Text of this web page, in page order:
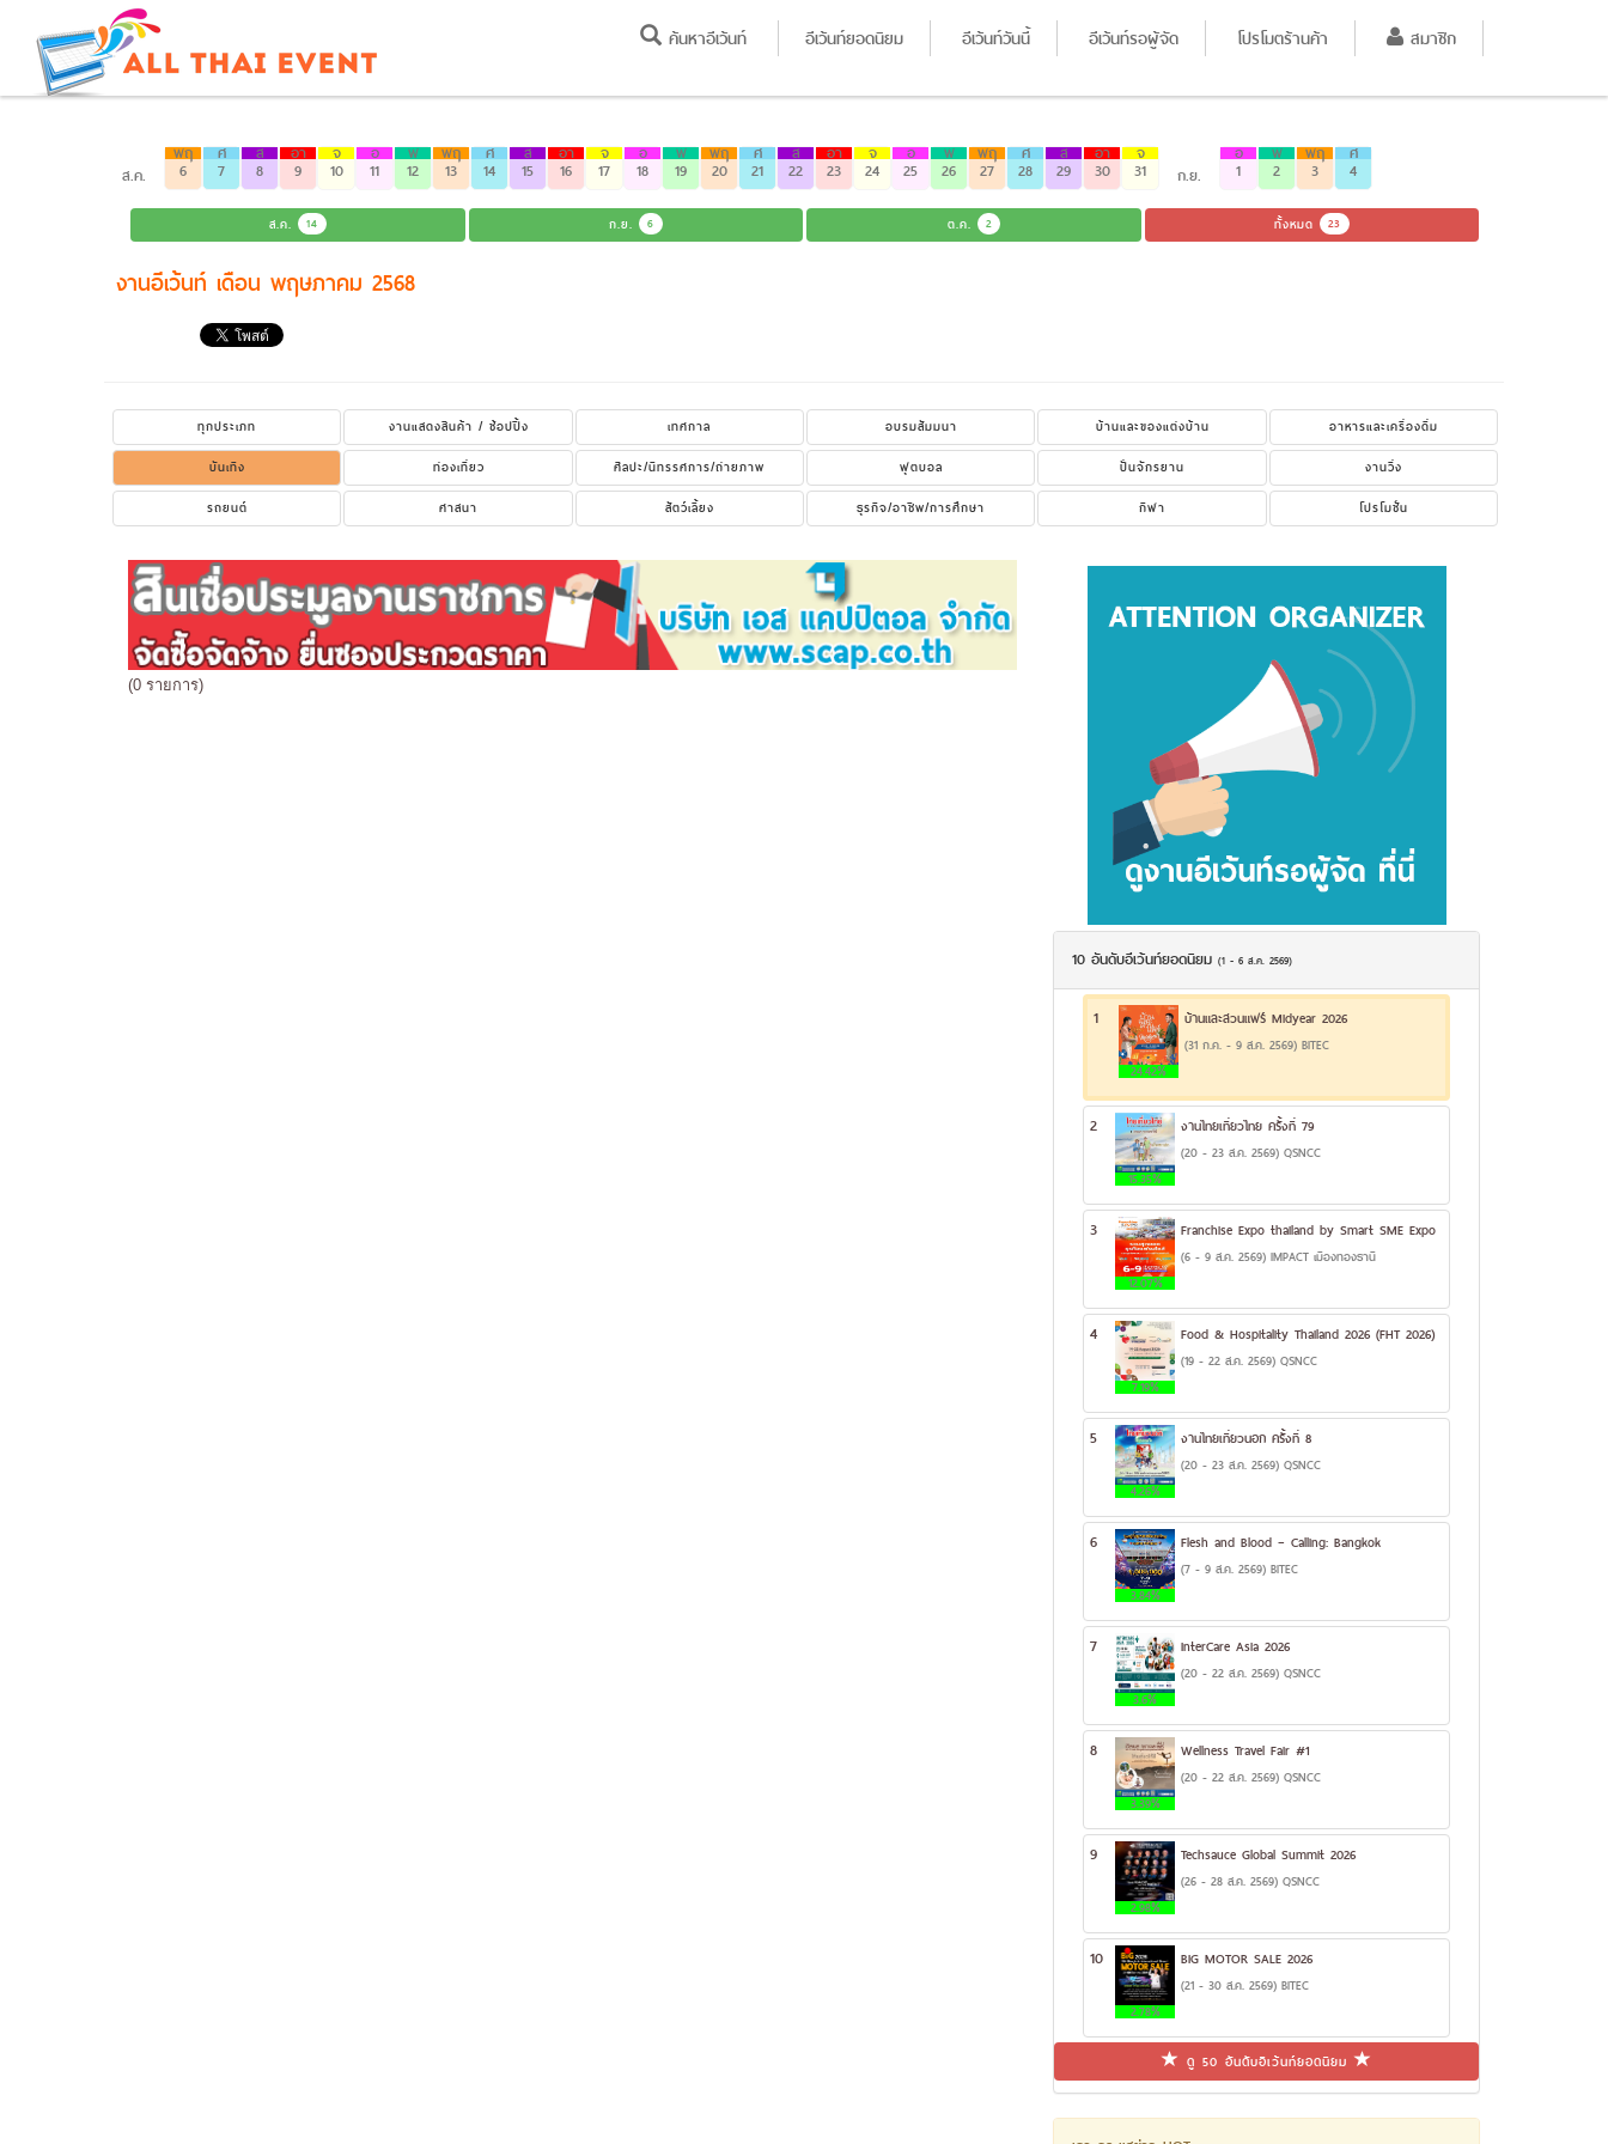
ค้นหาอีเว้นท์ อีเว้นท์ยอดนิยม อีเว้นท์วันนี้ อีเว้นท์รอผู้จัด โปรโมตร้านค้า สมาชิก
ส.ค.
พฤ
6
ศ
7
ส
8
อา
9
จ
10
อ
11
พ
12
พฤ
13
ศ
14
ส
15
อา
16
จ
17
อ
18
พ
19
พฤ
20
ศ
21
ส
22
อา
23
จ
24
อ
25
พ
26
พฤ
27
ศ
28
ส
29
อา
30
จ
31 ก.ย.
อ
1
พ
2
พฤ
3
ศ
4
ส.ค. 14 ก.ย. 6 ต.ค. 2 ทั้งหมด 23
งานอีเว้นท์ เดือน พฤษภาคม 2568
ทุกประเภท งานแสดงสินค้า / ช้อปปิ้ง เทศกาล อบรมสัมมนา บ้านและของแต่งบ้าน
อาหารและเครื่องดื่ม
บันเทิง
ท่องเที่ยว ศิลปะ/นิทรรศการ/ถ่ายภาพ ฟุตบอล ปั่นจักรยาน
งานวิ่ง
รถยนต์
ศาสนา สัตว์เลี้ยง ธุรกิจ/อาชีพ/การศึกษา กีฬา โปรโมชั่น
(0 รายการ)
10 อันดับอีเว้นท์ยอดนิยม(1 - 6 ส.ค. 2569)
1
24.42%
บ้านและสวนแฟร์ Midyear 2026
(31 ก.ค. - 9 ส.ค. 2569) BITEC
2
15.35%
งานไทยเที่ยวไทย ครั้งที่ 79
(20 - 23 ส.ค. 2569) QSNCC
3
12.07%
Franchise Expo thailand by Smart SME Expo
(6 - 9 ส.ค. 2569) IMPACT เมืองทองธานี
4
7.19%
Food & Hospitality Thailand 2026 (FHT 2026)
(19 - 22 ส.ค. 2569) QSNCC
5
4.26%
งานไทยเที่ยวนอก ครั้งที่ 8
(20 - 23 ส.ค. 2569) QSNCC
6
3.84%
Flesh and Blood – Calling: Bangkok
(7 - 9 ส.ค. 2569) BITEC
7
3.6%
InterCare Asia 2026
(20 - 22 ส.ค. 2569) QSNCC
8
3.39%
Wellness Travel Fair #1
(20 - 22 ส.ค. 2569) QSNCC
9
2.98%
Techsauce Global Summit 2026
(26 - 28 ส.ค. 2569) QSNCC
10
2.78%
BIG MOTOR SALE 2026
(21 - 30 ส.ค. 2569) BITEC
ดู 50 อันดับอีเว้นท์ยอดนิยม